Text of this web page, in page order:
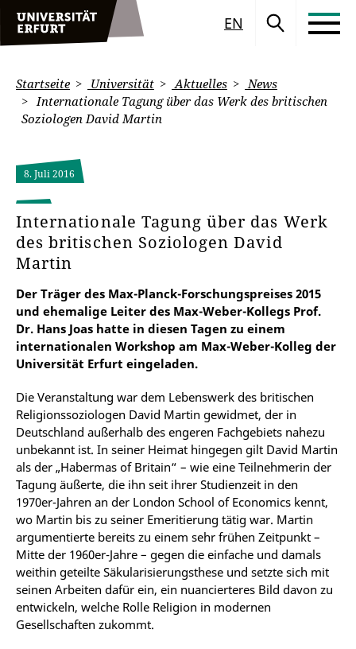
EN
Startseite Universität Aktuelles
News
Internationale Tagung über das Werk des britischen
Soziologen David Martin
8. Juli 2016
Internationale Tagung über das Werk
des britischen Soziologen David
Martin
Der Träger des Max-Planck-Forschungspreises 2015
und ehemalige Leiter des Max-Weber-Kollegs Prof.
Dr. Hans Joas hatte in diesen Tagen zu einem
internationalen Workshop am Max-Weber-Kolleg der
Universität Erfurt eingeladen.
Die Veranstaltung war dem Lebenswerk des britischen
Religionssoziologen David Martin gewidmet, der in
Deutschland außerhalb des engeren Fachgebiets nahezu
unbekannt ist. In seiner Heimat hingegen gilt David Martin
als der „Habermas of Britain“ – wie eine Teilnehmerin der
Tagung äußerte, die ihn seit ihrer Studienzeit in den
1970er-Jahren an der London School of Economics kennt,
wo Martin bis zu seiner Emeritierung tätig war. Martin
argumentierte bereits zu einem sehr frühen Zeitpunkt –
Mitte der 1960er-Jahre – gegen die einfache und damals
weithin geteilte Säkularisierungsthese und setzte sich mit
seinen Arbeiten dafür ein, ein nuancierteres Bild davon zu
entwickeln, welche Rolle Religion in modernen
Gesellschaften zukommt.